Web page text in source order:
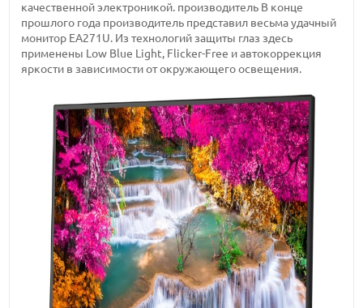
качественной электроникой. производитель В конце
прошлого года производитель представил весьма удачный
монитор EA271U. Из технологий защиты глаз здесь
применены Low Blue Light, Flicker-Free и автокоррекция
яркости в зависимости от окружающего освещения.